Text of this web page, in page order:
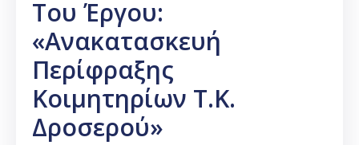
Του Έργου:
«Ανακατασκευή
Περίφραξης
Κοιμητηρίων Τ.Κ.
Δροσερού»